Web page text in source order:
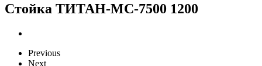
Стойка ТИТАН-МС-7500 1200
Previous
Next